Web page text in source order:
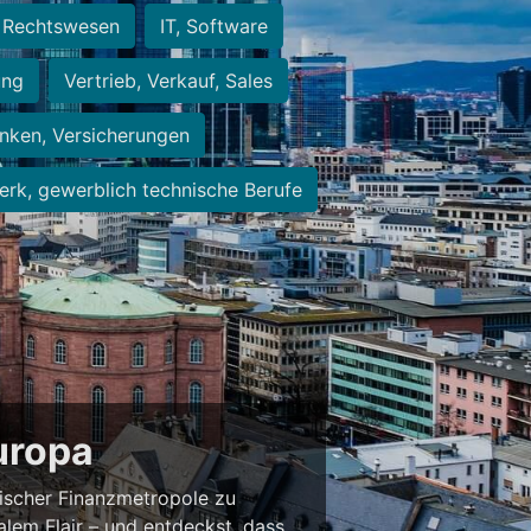
Rechtswesen IT, Software
Vertrieb, Verkauf, Sales
Versicherungen
gewerblich technische Berufe
Finanzmetropole zu